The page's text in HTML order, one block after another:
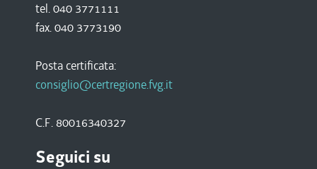
tel. 040 3771111
fax. 040 3773190
Posta certificata:
consiglio@certregione.fvg.it
C.F. 80016340327
Seguici su